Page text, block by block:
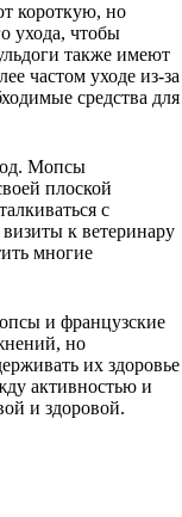
короткую, но
ухода, чтобы
также имеют
частом уходе из-за
средства для
Мопсы
плоской
с
к ветеринару
многие
и французские
но
их здоровье
активностью и
и здоровой.